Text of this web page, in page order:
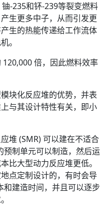
-235和钚-239等裂变燃料
生更多中子，从而引发更
生的热能传递给工作流体
。
倍，因此燃料效率
块化反应堆的优势，并表
与其设计特性有关，即小
堆 (SMR) 可以建在不适合
预制单元可以制造，然后运
比大型动力反应堆更低。
点定制设计的，有时会导
和建造时间，并且可以逐步